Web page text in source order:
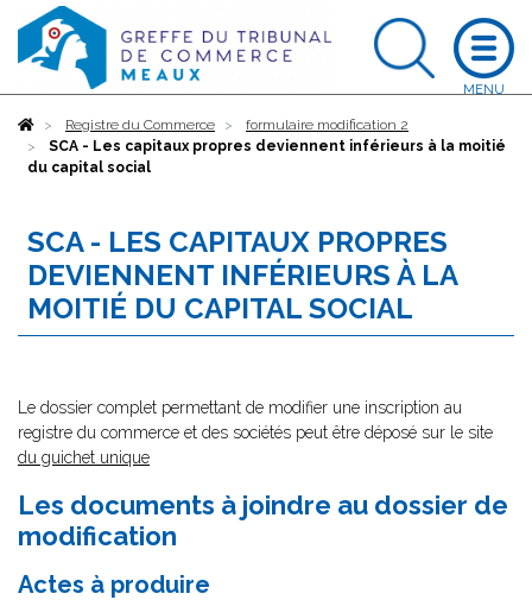
AccueilRegistre du Commerce
formulaire modification 2
SCA - Les capitaux propres deviennent inférieurs à la moitié
du capital social
SCA - LES CAPITAUX PROPRES
DEVIENNENT INFÉRIEURS À LA
MOITIÉ DU CAPITAL SOCIAL
Le dossier complet permettant de modifier une inscription au
registre du commerce et des sociétés peut être déposé sur le site
du guichet unique
Les documents à joindre au dossier de
modification
Actes à produire